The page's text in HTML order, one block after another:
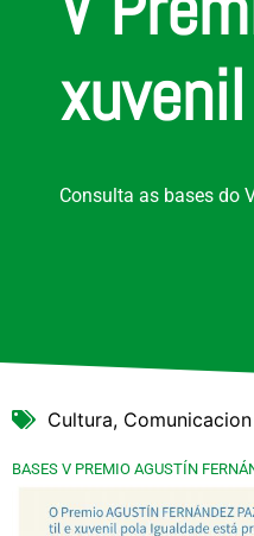
Consulta as bases do
Cultura,
BASES V PREMIO AGUSTÍN